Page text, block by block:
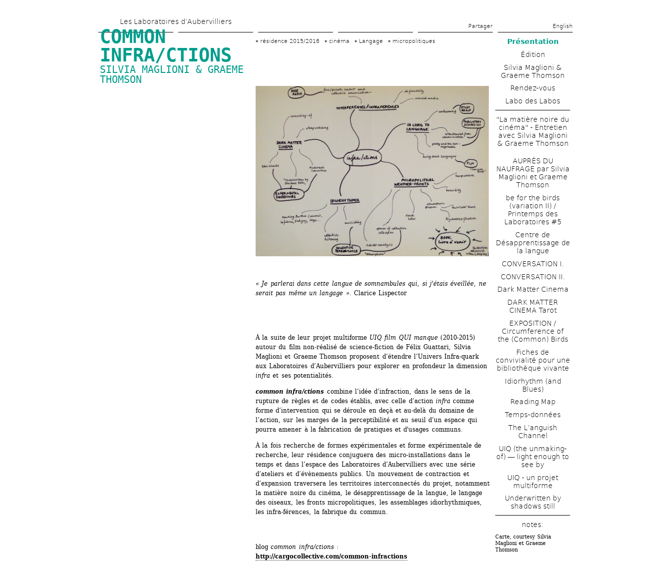
contenu
principal
Les Laboratoires d’Aubervilliers
Partager English
COMMON
INFRA/CTIONS
SILVIA MAGLIONI & GRAEME
THOMSON
résidence 2015/2016 cinéma Langage micropolitiques
« Je parlerai dans cette langue de somnambules qui, si j'étais éveillée, ne
serait pas même un langage ». Clarice Lispector
À la suite de leur projet multiforme UIQ film QUI manque (2010-2015)
autour du film non-réalisé de science-fiction de Félix Guattari, Silvia
Maglioni et Graeme Thomson proposent d’étendre l’Univers Infra-quark
aux Laboratoires d’Aubervilliers pour explorer en profondeur la dimension
infra et ses potentialités.
common infra/ctions combine l’idée d’infraction, dans le sens de la
rupture de règles et de codes établis, avec celle d’action infra comme
forme d’intervention qui se déroule en deçà et au-delà du domaine de
l’action, sur les marges de la perceptibilité et au seuil d’un espace qui
pourra amener à la fabrication de pratiques et d'usages communs.
À la fois recherche de formes expérimentales et forme expérimentale de
recherche, leur résidence conjuguera des micro-installations dans le
temps et dans l’espace des Laboratoires d’Aubervilliers avec une série
d’ateliers et d’évènements publics. Un mouvement de contraction et
d’expansion traversera les territoires interconnectés du projet, notamment
la matière noire du cinéma, le désapprentissage de la langue, le langage
des oiseaux, les fronts micropolitiques, les assemblages idiorhythmiques,
les infra-férences, la fabrique du commun.
blog common infra/ctions:
http://cargocollective.com/common-infractions
Présentation
Édition
Silvia Maglioni &
Graeme Thomson
Rendez-vous
Labo des Labos
"La matière noire du
cinéma" - Entretien
avec Silvia Maglioni
& Graeme Thomson
AUPRÈS DU
NAUFRAGE par Silvia
Maglioni et Graeme
Thomson
be for the birds
(variation II) /
Printemps des
Laboratoires #5
Centre de
Désapprentissage de
la langue
CONVERSATION I.
CONVERSATION II.
Dark Matter Cinema
DARK MATTER
CINEMA Tarot
EXPOSITION /
Circumference of
the (Common) Birds
Fiches de
convivialité pour une
bibliothèque vivante
Idiorhythm (and
Blues)
Reading Map
Temps-données
The L’anguish
Channel
UIQ (the unmaking-
of) ― light enough to
see by
UIQ - un projet
multiforme
Underwritten by
shadows still
notes:
Carte, courtesy Silvia
Maglioni et Graeme
Thomson